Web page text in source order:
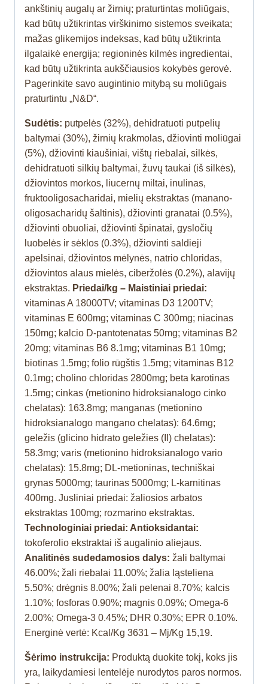
ankštinių augalų ar žirnių; praturtintas moliūgais,
kad būtų užtikrintas virškinimo sistemos sveikata;
mažas glikemijos indeksas, kad būtų užtikrinta
ilgalaikė energija; regioninės kilmės ingredientai,
kad būtų užtikrinta aukščiausios kokybės gerovė.
Pagerinkite savo augintinio mitybą su moliūgais
praturtintu „N&D“.
Sudėtis: putpelės (32%), dehidratuoti putpelių
baltymai (30%), žirnių krakmolas, džiovinti moliūgai
(5%), džiovinti kiaušiniai, vištų riebalai, silkės,
dehidratuoti silkių baltymai, žuvų taukai (iš silkės),
džiovintos morkos, liucernų miltai, inulinas,
fruktooligosacharidai, mielių ekstraktas (manano-
oligosacharidų šaltinis), džiovinti granatai (0.5%),
džiovinti obuoliai, džiovinti špinatai, gysločių
luobelės ir sėklos (0.3%), džiovinti saldieji
apelsinai, džiovintos mėlynės, natrio chloridas,
džiovintos alaus mielės, ciberžolės (0.2%), alavijų
ekstraktas. Priedai/kg – Maistiniai priedai:
vitaminas A 18000TV; vitaminas D3 1200TV;
vitaminas E 600mg; vitaminas C 300mg; niacinas
150mg; kalcio D-pantotenatas 50mg; vitaminas B2
20mg; vitaminas B6 8.1mg; vitaminas B1 10mg;
biotinas 1.5mg; folio rūgštis 1.5mg; vitaminas B12
0.1mg; cholino chloridas 2800mg; beta karotinas
1.5mg; cinkas (metionino hidroksianalogo cinko
chelatas): 163.8mg; manganas (metionino
hidroksianalogo mangano chelatas): 64.6mg;
geležis (glicino hidrato geležies (II) chelatas):
58.3mg; varis (metionino hidroksianalogo vario
chelatas): 15.8mg; DL-metioninas, techniškai
grynas 5000mg; taurinas 5000mg; L-karnitinas
400mg. Jusliniai priedai: žaliosios arbatos
ekstraktas 100mg; rozmarino ekstraktas.
Technologiniai priedai: Antioksidantai:
tokoferolio ekstraktai iš augalinio aliejaus.
Analitinės sudedamosios dalys: žali baltymai
46.00%; žali riebalai 11.00%; žalia ląsteliena
5.50%; drėgnis 8.00%; žali pelenai 8.70%; kalcis
1.10%; fosforas 0.90%; magnis 0.09%; Omega-6
2.00%; Omega-3 0.45%; DHR 0.30%; EPR 0.10%.
Energinė vertė: Kcal/Kg 3631 – Mj/Kg 15,19.
Šėrimo instrukcija: Produktą duokite tokį, koks jis
yra, laikydamiesi lentelėje nurodytos paros normos.